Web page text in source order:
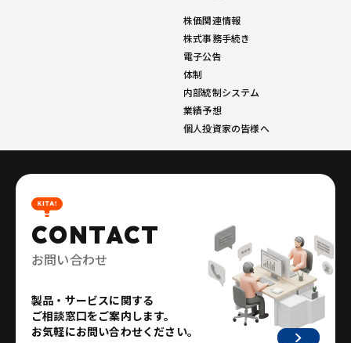
株価関連情報
株式事務手続き
電子公告
体制
内部統制システム
業績予想
個人投資家の皆様へ
CONTACT
お問い合わせ
製品・サービスに関する
ご相談窓口をご案内します。
お気軽にお問い合わせください。